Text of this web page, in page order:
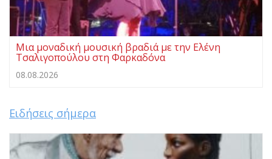
Μια μοναδική μουσική βραδιά με την Ελένη
Τσαλιγοπούλου στη Φαρκαδόνα
08.08.2026
Ειδήσεις σήμερα